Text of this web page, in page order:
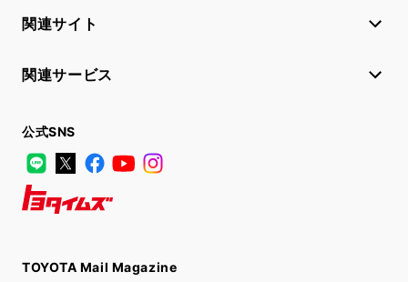
関連サイト
関連サービス
公式SNS
LINE
X FacebookYouTube
TOYOTA Mail Magazine